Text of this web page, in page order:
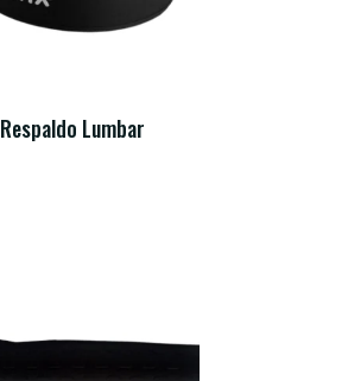
Respaldo Lumbar